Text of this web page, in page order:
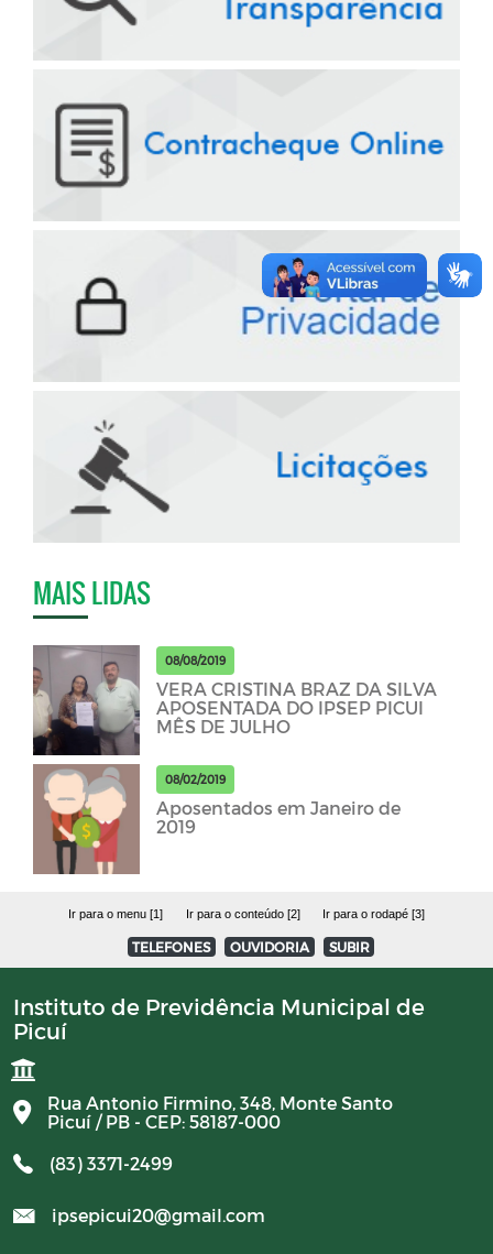
MAIS LIDAS
08/08/2019
VERA CRISTINA BRAZ DA SILVA
APOSENTADA DO IPSEP PICUI
MÊS DE JULHO
08/02/2019
Aposentados em Janeiro de
2019
Ir para o menu [1] Ir para o conteúdo [2] Ir para o rodapé [3]
TELEFONES OUVIDORIA SUBIR
Instituto de Previdência Municipal de
Picuí
Rua Antonio Firmino, 348, Monte Santo
Picuí / PB - CEP: 58187-000
(83) 3371-2499
ipsepicui20@gmail.com